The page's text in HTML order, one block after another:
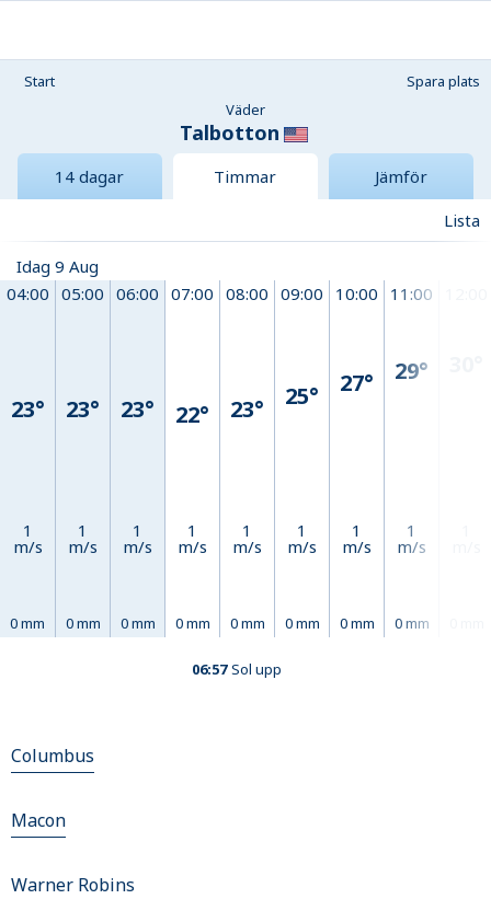
Start
Spara plats
Väder
Talbotton
14 dagar Timmar
Jämför
Lista
Idag 9 Aug
04:00
23°
1
m/s
0 mm
05:00
23°
1
m/s
0 mm
06:00
23°
1
m/s
0 mm
07:00
22°
1
m/s
0 mm
08:00
23°
1
m/s
0 mm
09:00
25°
1
m/s
0 mm
10:00
27°
1
m/s
0 mm
11:00
29°
1
m/s
0 mm
06:57 Sol upp
Columbus
Macon
Warner Robins